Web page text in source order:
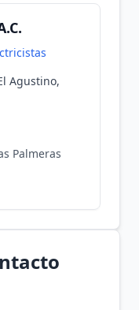
Agustino,
Palmeras